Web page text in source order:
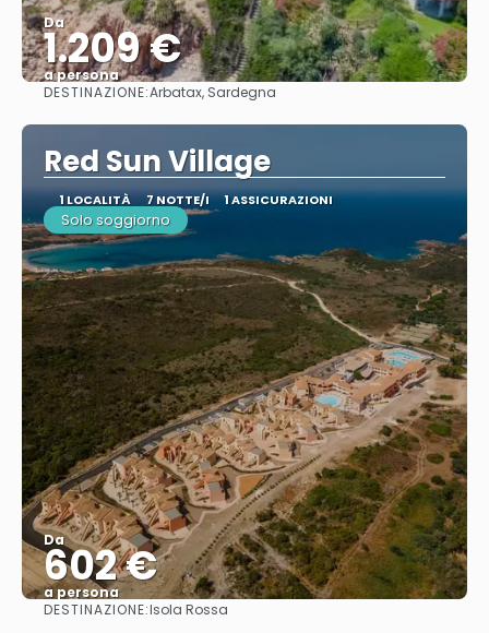
Da
1.209 €
a persona
Vedere
DESTINAZIONE:Arbatax, Sardegna
Red Sun Village
1 LOCALITÀ 7 NOTTE/I 1 ASSICURAZIONI
Solo soggiorno
Da
602 €
a persona
Vedere
DESTINAZIONE:Isola Rossa